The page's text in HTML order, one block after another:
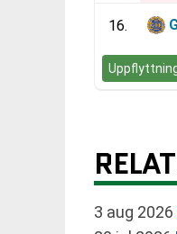
16.
3 aug 2026